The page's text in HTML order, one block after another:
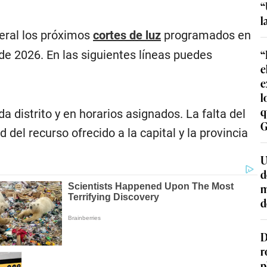
los próximoscortes de luz programados en
2026. En las siguientes líneas puedes
distrito y en horarios asignados. La falta del
del recurso ofrecido a la capital y la provincia